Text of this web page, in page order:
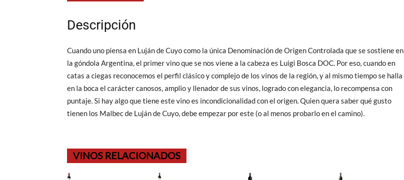
Descripción
Cuando uno piensa en Luján de Cuyo como la única Denominación de Origen Controlada que se sostiene en
la góndola Argentina, el primer vino que se nos viene a la cabeza es Luigi Bosca DOC. Por eso, cuando en
catas a ciegas reconocemos el perfil clásico y complejo de los vinos de la región, y al mismo tiempo se halla
en la boca el carácter canosos, amplio y llenador de sus vinos, logrado con elegancia, lo recompensa con
puntaje. Si hay algo que tiene este vino es incondicionalidad con el origen. Quien quera saber qué gusto
tienen los Malbec de Luján de Cuyo, debe empezar por este (o al menos probarlo en el camino).
VINOS RELACIONADOS